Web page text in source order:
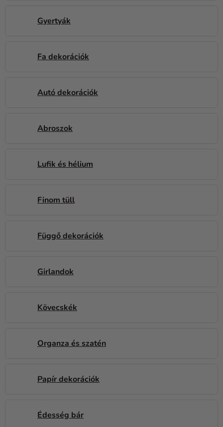
Témák
szabott
termékek
Kapcsolat
Gyertyák
Fa dekorációk
Autó dekorációk
Abroszok
Lufik és hélium
Finom tüll
Függő dekorációk
Girlandok
Kövecskék
Organza és szatén
Papír dekorációk
Édesség bár